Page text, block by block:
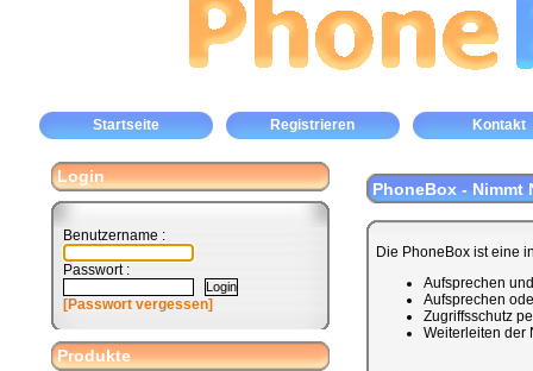
Startseite Registrieren Kontakt
Login
Benutzername :
Passwort :
[Passwort vergessen]
Produkte
PhoneBox - Nimmt
Die PhoneBox ist eine
Aufsprechen
Aufsprechen
Zugriffsschutz
Weiterleiten der